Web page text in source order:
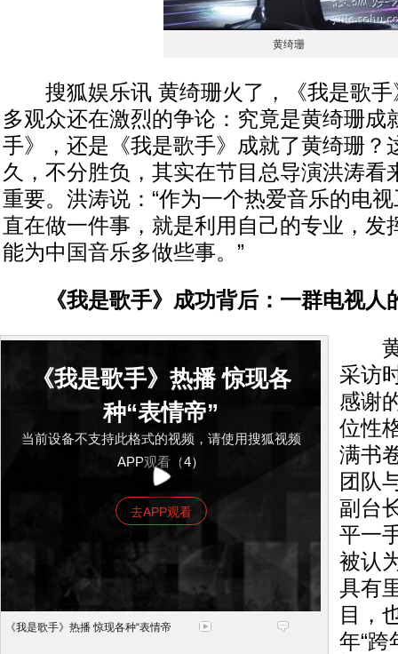
黄绮珊
搜狐娱乐讯 黄绮珊火了，《我是歌手
多观众还在激烈的争论：究竟是黄绮珊成
手》，还是《我是歌手》成就了黄绮珊？
久，不分胜负，其实在节目总导演洪涛看
重要。洪涛说：“作为一个热爱音乐的电
直在做一件事，就是利用自己的专业，发
能为中国音乐多做些事。”
《我是歌手》成功背后：一群电视人
《我是歌手》热播 惊现各
种“表情帝”
当前设备不支持此格式的视频，请使用搜狐视频
APP观看（4）
去APP观看
《我是歌手》热播 惊现各种“表情帝
黄
采访
感谢
位性
满书
团队
副台
平一
被认
具有
目，
年“跨